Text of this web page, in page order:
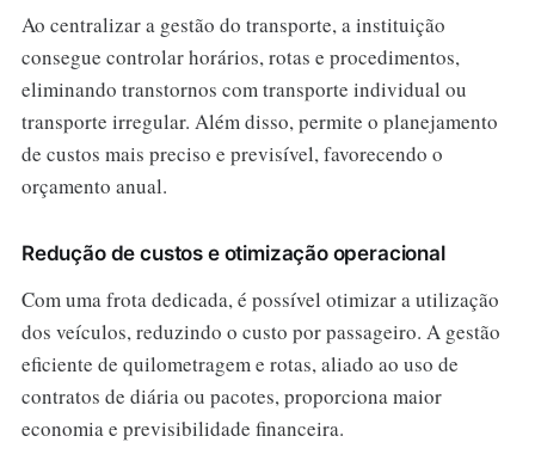
Ao centralizar a gestão do transporte, a instituição
consegue controlar horários, rotas e procedimentos,
eliminando transtornos com transporte individual ou
transporte irregular. Além disso, permite o planejamento
de custos mais preciso e previsível, favorecendo o
orçamento anual.
Redução de custos e otimização operacional
Com uma frota dedicada, é possível otimizar a utilização
dos veículos, reduzindo o custo por passageiro. A gestão
eficiente de quilometragem e rotas, aliado ao uso de
contratos de diária ou pacotes, proporciona maior
economia e previsibilidade financeira.